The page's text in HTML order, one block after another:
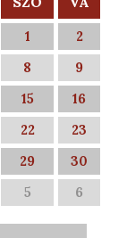
1
2
8
9
15
16
22
23
29
30
5 6